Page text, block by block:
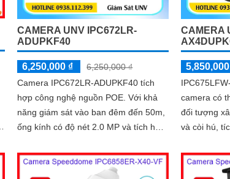
CAMERA UNV IPC672LR-
ADUPKF40
6,250,000 ₫
6,250,000 ₫
Camera IPC672LR-ADUPKF40 tích
hợp công nghệ nguồn POE. Với khả
năng giám sát vào ban đêm đến 50m,
ống kính có độ nét 2.0 MP và tích hợp
Ultra265/H.265/H
CAMERA
camera có
đối tượng
và còi hú,
bị các tính
ngăn chăn